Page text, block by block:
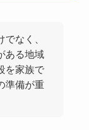
なく、
ある地域
を家族で
準備が重